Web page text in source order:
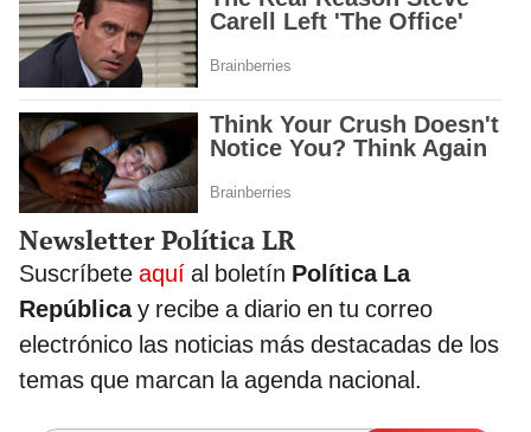
Newsletter Política LR
Suscríbete aquí al boletín Política La
Repúblicay recibe a diario en tu correo
electrónico las noticias más destacadas de los
temas que marcan la agenda nacional.